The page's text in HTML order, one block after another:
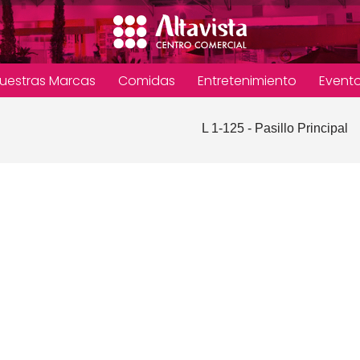
Marcas Comidas Entretenimiento
L 1-125 - Pasillo Principal